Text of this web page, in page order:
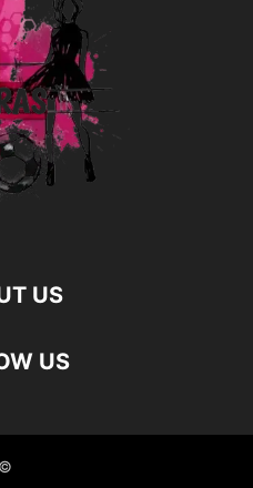
US
US
©